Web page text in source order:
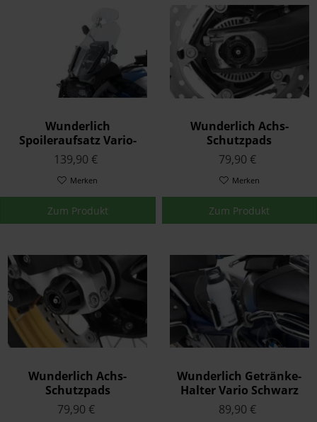
Wunderlich
Spoileraufsatz Vario-
Ergo 3D+
139,90 €
Merken
Zum Produkt
Wunderlich Achs-
Schutzpads
Doubleshock Hinten
Schwarz
79,90 €
Merken
Zum Produkt
Wunderlich Achs-
Schutzpads
Doubleshock Vorne
Schwarz F-Modelle
79,90 €
Wunderlich Getränke-
Halter Vario Schwarz
89,90 €